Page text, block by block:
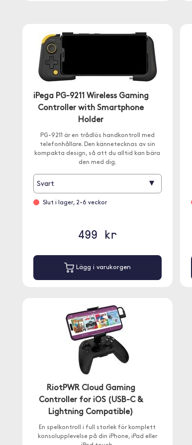
iPega PG-9211 Wireless Gaming
Controller with Smartphone
Holder
PG-9211 är en trådlös handkontroll med
telefonhållare. Den kännetecknas av sin
kompakta design, så att du alltid kan bära
den med dig.
Svart ▾
Slut i lager, 2-6 veckor
499 kr
Lägg i varukorgen
RiotPWR Cloud Gaming
Controller for iOS (USB-C &
Lightning Compatible)
En spelkontroll i full storlek för komplett
konsolupplevelse på din iPhone, iPad eller